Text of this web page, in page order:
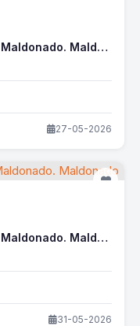
Chacra en Venta en Maldonado, Maldonado. Maldonado
27-05-2026
Chacra en Venta en Maldonado, Maldonado. Maldonado
31-05-2026